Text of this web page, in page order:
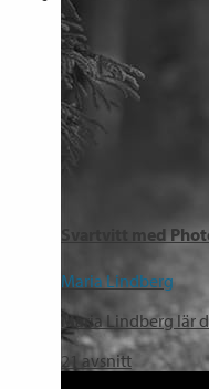
Svartvitt med
Maria Lindberg
Maria Lindberg lär
21 avsnitt